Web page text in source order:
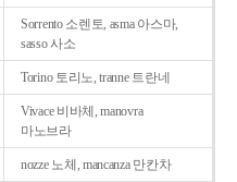
Sorrento 소렌토, asma 아스마,
sasso 사소
Torino 토리노, tranne 트란네
Vivace 비바체, manovra
마노브라
nozze 노체, mancanza 만칸차